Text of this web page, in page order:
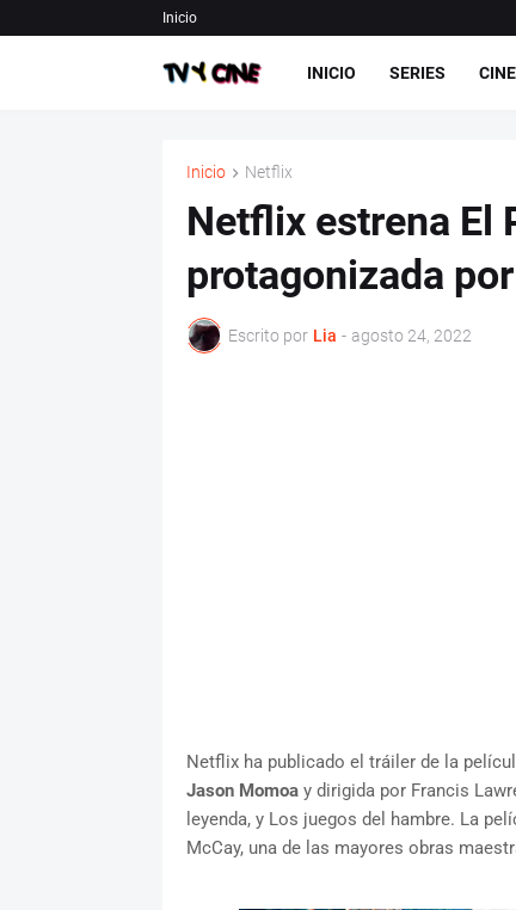
Inicio
INICIO SERIES CINE
Inicio Netflix
Netflix estrena El
protagonizada
Escrito por Lia - agosto 24, 2022
Netflix ha publicado el tráiler de la
Jason Momoay dirigida por Francis
leyenda, y Los juegos del hambre. La
McCay, una de las mayores obras